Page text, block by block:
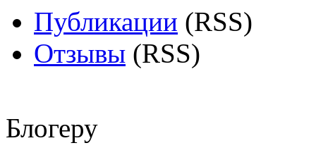
Публикации (RSS)
Отзывы (RSS)
Блогеру